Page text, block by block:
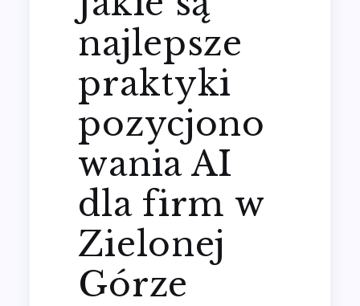
najlepsze
praktyki
pozycjono
wania AI
dla firm w
Zielonej
Górze